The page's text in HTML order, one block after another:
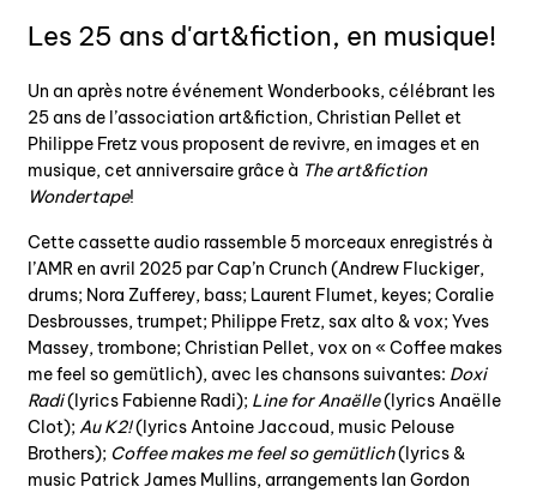
Les 25 ans d'art&fiction, en musique!
Un an après notre événement Wonderbooks, célébrant les
25 ans de l’association art&fiction, Christian Pellet et
Philippe Fretz vous proposent de revivre, en images et en
musique, cet anniversaire grâce à The art&fiction
Wondertape!
Cette cassette audio rassemble 5 morceaux enregistrés à
l’AMR en avril 2025 par Cap’n Crunch (Andrew Fluckiger,
drums; Nora Zufferey, bass; Laurent Flumet, keyes; Coralie
Desbrousses, trumpet; Philippe Fretz, sax alto & vox; Yves
Massey, trombone; Christian Pellet, vox on « Coffee makes
me feel so gemütlich), avec les chansons suivantes: Doxi
Radi(lyrics Fabienne Radi); Line for Anaëlle(lyrics Anaëlle
Clot); Au K2!(lyrics Antoine Jaccoud, music Pelouse
Brothers); Coffee makes me feel so gemütlich(lyrics &
music Patrick James Mullins, arrangements Ian Gordon